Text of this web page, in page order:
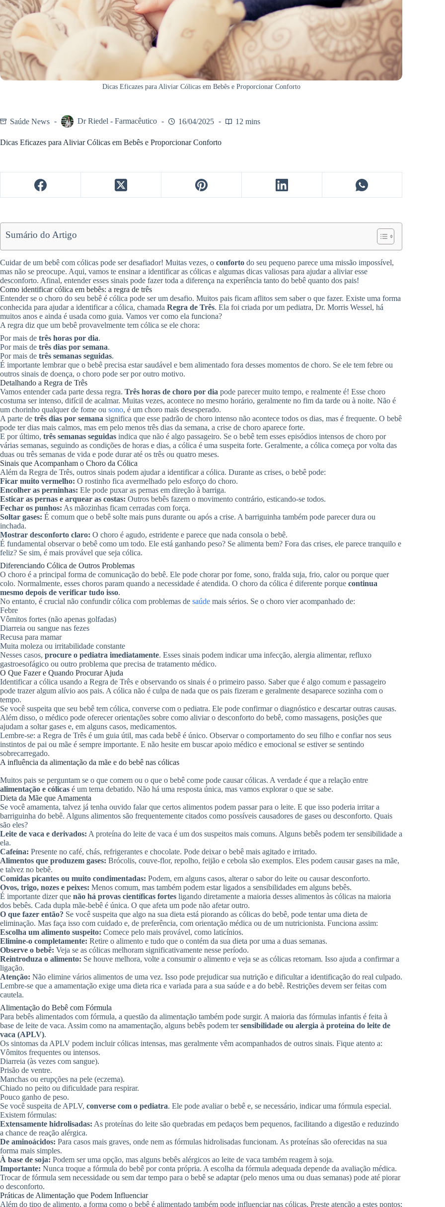
Dicas Eficazes para Aliviar Cólicas em Bebês e Proporcionar Conforto
Saúde News Dr Riedel - Farmacêutico 16/04/2025 12 mins
Dicas Eficazes para Aliviar Cólicas em Bebês e Proporcionar Conforto
Sumário do Artigo
Cuidar de um bebê com cólicas pode ser desafiador! Muitas vezes, o conforto do seu pequeno parece uma missão impossível,
mas não se preocupe. Aqui, vamos te ensinar a identificar as cólicas e algumas dicas valiosas para ajudar a aliviar esse
desconforto. Afinal, entender esses sinais pode fazer toda a diferença na experiência tanto do bebê quanto dos pais!
Como identificar cólica em bebês: a regra de três
Entender se o choro do seu bebê é cólica pode ser um desafio. Muitos pais ficam aflitos sem saber o que fazer. Existe uma forma
conhecida para ajudar a identificar a cólica, chamada Regra de Três. Ela foi criada por um pediatra, Dr. Morris Wessel, há
muitos anos e ainda é usada como guia. Vamos ver como ela funciona?
A regra diz que um bebê provavelmente tem cólica se ele chora:
Por mais de três horas por dia.
Por mais de três dias por semana.
Por mais de três semanas seguidas.
É importante lembrar que o bebê precisa estar saudável e bem alimentado fora desses momentos de choro. Se ele tem febre ou
outros sinais de doença, o choro pode ser por outro motivo.
Detalhando a Regra de Três
Vamos entender cada parte dessa regra. Três horas de choro por dia pode parecer muito tempo, e realmente é! Esse choro
costuma ser intenso, difícil de acalmar. Muitas vezes, acontece no mesmo horário, geralmente no fim da tarde ou à noite. Não é
um chorinho qualquer de fome ou sono, é um choro mais desesperado.
A parte de três dias por semana significa que esse padrão de choro intenso não acontece todos os dias, mas é frequente. O bebê
pode ter dias mais calmos, mas em pelo menos três dias da semana, a crise de choro aparece forte.
E por último, três semanas seguidas indica que não é algo passageiro. Se o bebê tem esses episódios intensos de choro por
várias semanas, seguindo as condições de horas e dias, a cólica é uma suspeita forte. Geralmente, a cólica começa por volta das
duas ou três semanas de vida e pode durar até os três ou quatro meses.
Sinais que Acompanham o Choro da Cólica
Além da Regra de Três, outros sinais podem ajudar a identificar a cólica. Durante as crises, o bebê pode:
Ficar muito vermelho: O rostinho fica avermelhado pelo esforço do choro.
Encolher as perninhas: Ele pode puxar as pernas em direção à barriga.
Esticar as pernas e arquear as costas: Outros bebês fazem o movimento contrário, esticando-se todos.
Fechar os punhos: As mãozinhas ficam cerradas com força.
Soltar gases: É comum que o bebê solte mais puns durante ou após a crise. A barriguinha também pode parecer dura ou
inchada.
Mostrar desconforto claro: O choro é agudo, estridente e parece que nada consola o bebê.
É fundamental observar o bebê como um todo. Ele está ganhando peso? Se alimenta bem? Fora das crises, ele parece tranquilo e
feliz? Se sim, é mais provável que seja cólica.
Diferenciando Cólica de Outros Problemas
O choro é a principal forma de comunicação do bebê. Ele pode chorar por fome, sono, fralda suja, frio, calor ou porque quer
colo. Normalmente, esses choros param quando a necessidade é atendida. O choro da cólica é diferente porque continua
mesmo depois de verificar tudo isso.
No entanto, é crucial não confundir cólica com problemas de saúde mais sérios. Se o choro vier acompanhado de:
Febre
Vômitos fortes (não apenas golfadas)
Diarreia ou sangue nas fezes
Recusa para mamar
Muita moleza ou irritabilidade constante
Nesses casos, procure o pediatra imediatamente. Esses sinais podem indicar uma infecção, alergia alimentar, refluxo
gastroesofágico ou outro problema que precisa de tratamento médico.
O Que Fazer e Quando Procurar Ajuda
Identificar a cólica usando a Regra de Três e observando os sinais é o primeiro passo. Saber que é algo comum e passageiro
pode trazer algum alívio aos pais. A cólica não é culpa de nada que os pais fizeram e geralmente desaparece sozinha com o
tempo.
Se você suspeita que seu bebê tem cólica, converse com o pediatra. Ele pode confirmar o diagnóstico e descartar outras causas.
Além disso, o médico pode oferecer orientações sobre como aliviar o desconforto do bebê, como massagens, posições que
ajudam a soltar gases e, em alguns casos, medicamentos.
Lembre-se: a Regra de Três é um guia útil, mas cada bebê é único. Observar o comportamento do seu filho e confiar nos seus
instintos de pai ou mãe é sempre importante. E não hesite em buscar apoio médico e emocional se estiver se sentindo
sobrecarregado.
A influência da alimentação da mãe e do bebê nas cólicas
Muitos pais se perguntam se o que comem ou o que o bebê come pode causar cólicas. A verdade é que a relação entre
alimentação e cólicas é um tema debatido. Não há uma resposta única, mas vamos explorar o que se sabe.
Dieta da Mãe que Amamenta
Se você amamenta, talvez já tenha ouvido falar que certos alimentos podem passar para o leite. E que isso poderia irritar a
barriguinha do bebê. Alguns alimentos são frequentemente citados como possíveis causadores de gases ou desconforto. Quais
são eles?
Leite de vaca e derivados: A proteína do leite de vaca é um dos suspeitos mais comuns. Alguns bebês podem ter sensibilidade a
ela.
Cafeína: Presente no café, chás, refrigerantes e chocolate. Pode deixar o bebê mais agitado e irritado.
Alimentos que produzem gases: Brócolis, couve-flor, repolho, feijão e cebola são exemplos. Eles podem causar gases na mãe,
e talvez no bebê.
Comidas picantes ou muito condimentadas: Podem, em alguns casos, alterar o sabor do leite ou causar desconforto.
Ovos, trigo, nozes e peixes: Menos comum, mas também podem estar ligados a sensibilidades em alguns bebês.
É importante dizer que não há provas científicas fortes ligando diretamente a maioria desses alimentos às cólicas na maioria
dos bebês. Cada dupla mãe-bebê é única. O que afeta um pode não afetar outro.
O que fazer então? Se você suspeita que algo na sua dieta está piorando as cólicas do bebê, pode tentar uma dieta de
eliminação. Mas faça isso com cuidado e, de preferência, com orientação médica ou de um nutricionista. Funciona assim:
Escolha um alimento suspeito: Comece pelo mais provável, como laticínios.
Elimine-o completamente: Retire o alimento e tudo que o contém da sua dieta por uma a duas semanas.
Observe o bebê: Veja se as cólicas melhoram significativamente nesse período.
Reintroduza o alimento: Se houve melhora, volte a consumir o alimento e veja se as cólicas retornam. Isso ajuda a confirmar a
ligação.
Atenção: Não elimine vários alimentos de uma vez. Isso pode prejudicar sua nutrição e dificultar a identificação do real culpado.
Lembre-se que a amamentação exige uma dieta rica e variada para a sua saúde e a do bebê. Restrições devem ser feitas com
cautela.
Alimentação do Bebê com Fórmula
Para bebês alimentados com fórmula, a questão da alimentação também pode surgir. A maioria das fórmulas infantis é feita à
base de leite de vaca. Assim como na amamentação, alguns bebês podem tersensibilidade ou alergia à proteína do leite de
vaca (APLV).
Os sintomas da APLV podem incluir cólicas intensas, mas geralmente vêm acompanhados de outros sinais. Fique atento a:
Vômitos frequentes ou intensos.
Diarreia (às vezes com sangue).
Prisão de ventre.
Manchas ou erupções na pele (eczema).
Chiado no peito ou dificuldade para respirar.
Pouco ganho de peso.
Se você suspeita de APLV, converse com o pediatra. Ele pode avaliar o bebê e, se necessário, indicar uma fórmula especial.
Existem fórmulas:
Extensamente hidrolisadas: As proteínas do leite são quebradas em pedaços bem pequenos, facilitando a digestão e reduzindo
a chance de reação alérgica.
De aminoácidos: Para casos mais graves, onde nem as fórmulas hidrolisadas funcionam. As proteínas são oferecidas na sua
forma mais simples.
À base de soja: Podem ser uma opção, mas alguns bebês alérgicos ao leite de vaca também reagem à soja.
Importante: Nunca troque a fórmula do bebê por conta própria. A escolha da fórmula adequada depende da avaliação médica.
Trocar de fórmula sem necessidade ou sem dar tempo para o bebê se adaptar (pelo menos uma ou duas semanas) pode até piorar
o desconforto.
Práticas de Alimentação que Podem Influenciar
Além do tipo de alimento, a forma como o bebê é alimentado também pode influenciar nas cólicas. Preste atenção a estes pontos: